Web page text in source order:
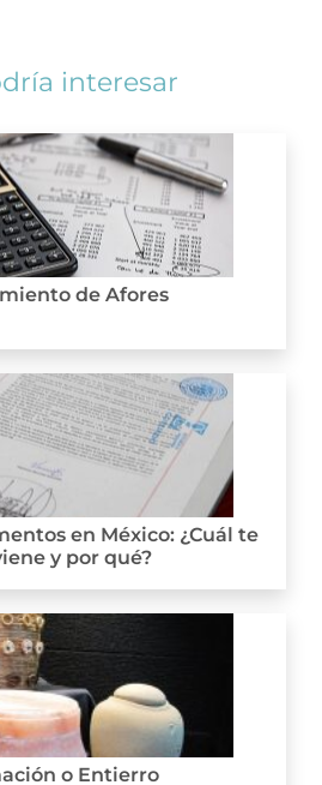
interesar
de Afores
en México: ¿Cuál te
y por qué?
o Entierro